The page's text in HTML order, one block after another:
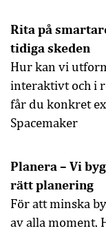
Rita på
tidiga skeden
Hur kan vi
interaktivt och i
får du konkret
Spacemaker
Planera – Vi
rätt planering
För att minska
av alla moment.